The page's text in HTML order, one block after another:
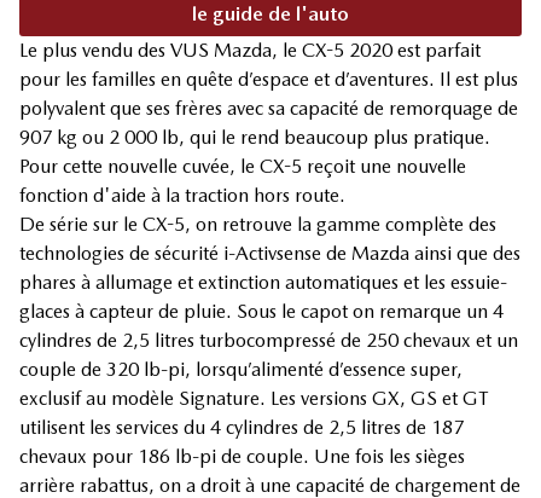
le guide de l'auto
Le plus vendu des VUS Mazda, le CX-5 2020 est parfait
pour les familles en quête d’espace et d’aventures. Il est plus
polyvalent que ses frères avec sa capacité de remorquage de
907 kg ou 2 000 lb, qui le rend beaucoup plus pratique.
Pour cette nouvelle cuvée, le CX-5 reçoit une nouvelle
fonction d'aide à la traction hors route.
De série sur le CX-5, on retrouve la gamme complète des
technologies de sécurité i-Activsense de Mazda ainsi que des
phares à allumage et extinction automatiques et les essuie-
glaces à capteur de pluie. Sous le capot on remarque un 4
cylindres de 2,5 litres turbocompressé de 250 chevaux et un
couple de 320 lb-pi, lorsqu’alimenté d’essence super,
exclusif au modèle Signature. Les versions GX, GS et GT
utilisent les services du 4 cylindres de 2,5 litres de 187
chevaux pour 186 lb-pi de couple. Une fois les sièges
arrière rabattus, on a droit à une capacité de chargement de